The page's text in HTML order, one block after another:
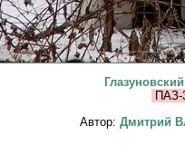
ПАЗ-
Автор: Дмитрий